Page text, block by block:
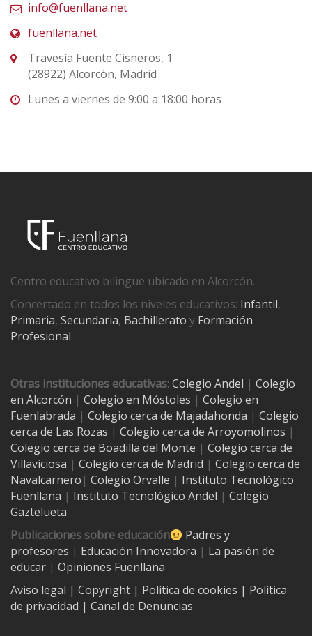
info@fuenllana.net
fuenllana.net
Travesía Fuente Cisneros, 1
(28922) Alcorcón, Madrid
Lunes a viernes de 9:00 a 18:00 horas
Centro educativo bilingüe ubicado en Alcorcón.
Concertado en todos los niveles educativos: Infantil,
Primaria, Secundaria, Bachillerato y Formación
Profesional.
Otras instituciones educativas: Colegio Andel | Colegio
en Alcorcón | Colegio en Móstoles | Colegio en
Fuenlabrada | Colegio cerca de Majadahonda | Colegio
cerca de Las Rozas | Colegio cerca de Arroyomolinos |
Colegio cerca de Boadilla del Monte | Colegio cerca de
Villaviciosa | Colegio cerca de Madrid | Colegio cerca de
Navalcarnero | Colegio Orvalle | Instituto Tecnológico
Fuenllana | Instituto Tecnológico Andel | Colegio
Gaztelueta
Publicaciones sobre educación
Padres y
profesores | Educación Innovadora | La pasión de
educar | Opiniones Fuenllana
Aviso legal | Copyright | Política de cookies | Política
de privacidad | Canal de Denuncias